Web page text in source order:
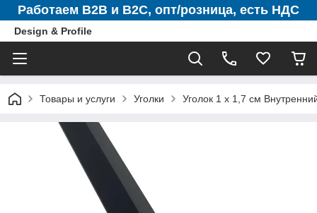
Работаем B2B и B2C, опт/розница, есть НДС
Design & Profile
Товары и услуги Уголки Уголок 1 х 1,7 см